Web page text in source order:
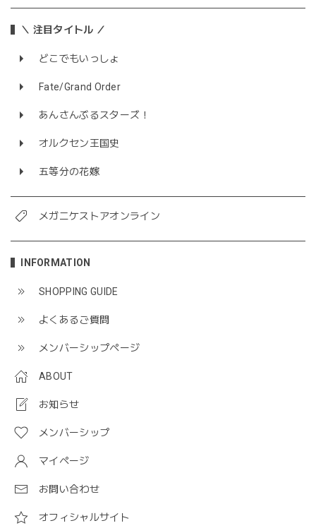
＼ 注目タイトル ／
どこでもいっしょ
Fate/Grand Order
あんさんぶるスターズ！
オルクセン王国史
五等分の花嫁
メガニケストアオンライン
INFORMATION
SHOPPING GUIDE
よくあるご質問
メンバーシップページ
ABOUT
お知らせ
メンバーシップ
マイページ
お問い合わせ
オフィシャルサイト